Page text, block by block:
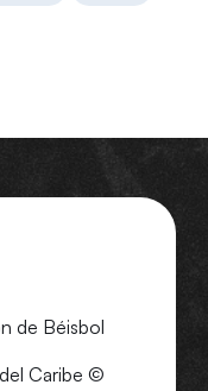
de Béisbol
Caribe ©